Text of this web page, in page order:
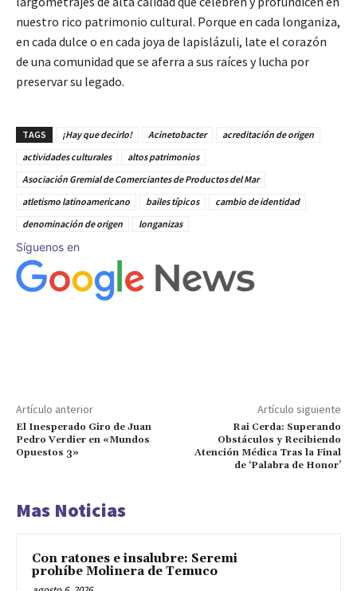
nuestro rico patrimonio cultural. Porque en cada longaniza,
en cada dulce o en cada joya de lapislázuli, late el corazón
de una comunidad que se aferra a sus raíces y lucha por
preservar su legado.
TAGS ¡Hay que decirlo! Acinetobacter
acreditación de origen
actividades culturales
altos patrimonios
Asociación Gremial de Comerciantes de Productos del Mar
atletismo latinoamericano
bailes típicos
cambio de identidad
denominación de origen
longanizas
Síguenos en
Artículo anterior
El Inesperado Giro de Juan
Pedro Verdier en «Mundos
Opuestos 3»
Artículo siguiente
Rai Cerda: Superando
Obstáculos y Recibiendo
Atención Médica Tras la Final
de ‘Palabra de Honor’
Mas Noticias
Con ratones e insalubre: Seremi
prohíbe Molinera de Temuco